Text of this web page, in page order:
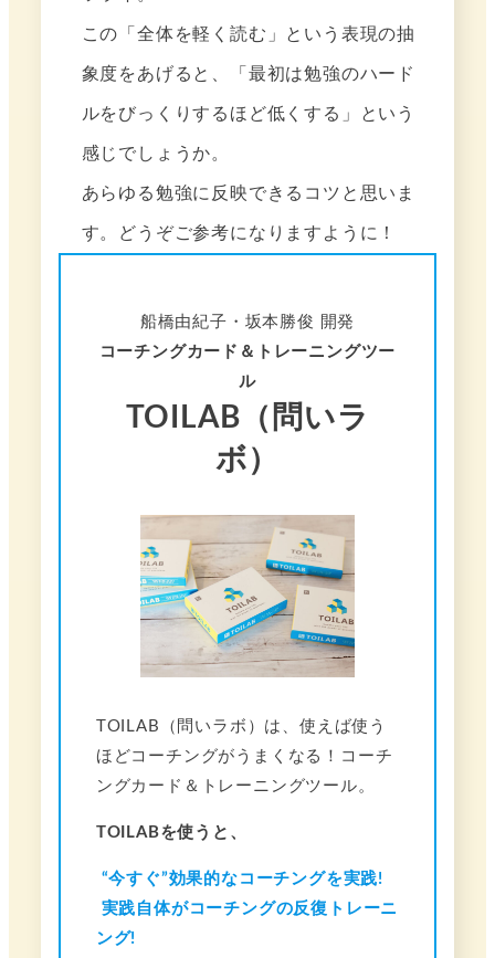
この「全体を軽く読む」という表現の抽
象度をあげると、「最初は勉強のハード
ルをびっくりするほど低くする」という
感じでしょうか。
あらゆる勉強に反映できるコツと思いま
す。どうぞご参考になりますように！
船橋由紀子・坂本勝俊 開発
コーチングカード＆トレーニングツー
ル
TOILAB（問いラ
ボ）
TOILAB（問いラボ）は、使えば使う
ほどコーチングがうまくなる！コーチ
ングカード＆トレーニングツール。
TOILABを使うと、
“今すぐ”効果的なコーチングを実践!
実践自体がコーチングの反復トレーニ
ング!